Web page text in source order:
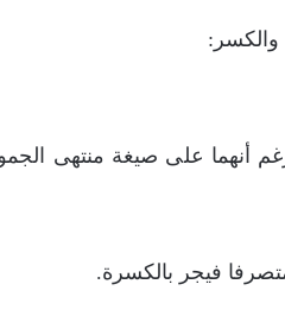
والكسر:
أنهما على صيغة منتهى
فيجر بالكسرة.